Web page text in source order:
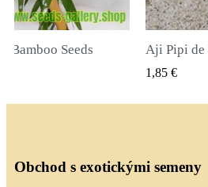
NÁHLED
Seeds True
2,00 €
Obchod s exotickými semeny